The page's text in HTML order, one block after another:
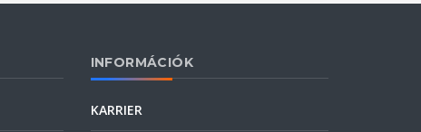
INFORMÁCIÓK
KARRIER